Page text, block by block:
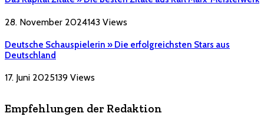
28. November 2024143 Views
Deutsche Schauspielerin » Die erfolgreichsten Stars aus
Deutschland
17. Juni 2025139 Views
Empfehlungen der Redaktion